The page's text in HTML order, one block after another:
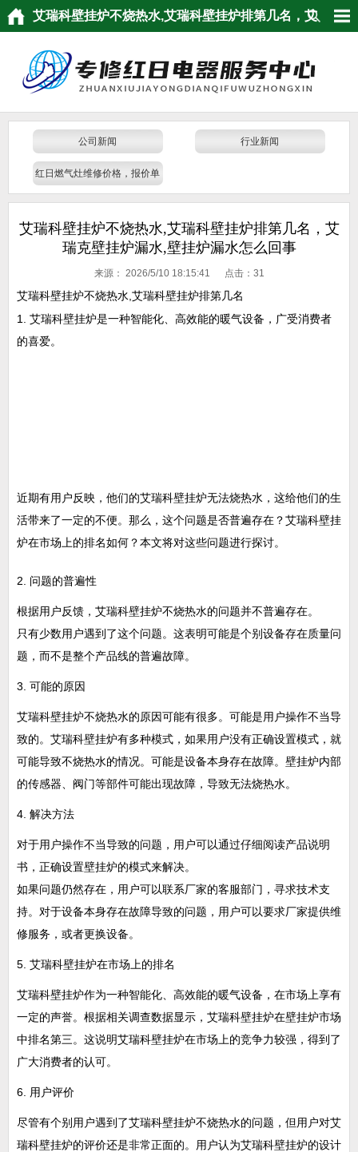
艾瑞科壁挂炉不烧热水,艾瑞科壁挂炉排第几名，艾
公司新闻 行业新闻
红日燃气灶维修价格，报价单
艾瑞科壁挂炉不烧热水,艾瑞科壁挂炉排第几名，艾
瑞克壁挂炉漏水,壁挂炉漏水怎么回事
来源： 2026/5/10 18:15:41 点击： 31
艾瑞科壁挂炉不烧热水,艾瑞科壁挂炉排第几名
1. 艾瑞科壁挂炉是一种智能化、高效能的暖气设备，广受消费者
的喜爱。
近期有用户反映，他们的艾瑞科壁挂炉无法烧热水，这给他们的生
活带来了一定的不便。那么，这个问题是否普遍存在？艾瑞科壁挂
炉在市场上的排名如何？本文将对这些问题进行探讨。
2. 问题的普遍性
根据用户反馈，艾瑞科壁挂炉不烧热水的问题并不普遍存在。
只有少数用户遇到了这个问题。这表明可能是个别设备存在质量问
题，而不是整个产品线的普遍故障。
3. 可能的原因
艾瑞科壁挂炉不烧热水的原因可能有很多。可能是用户操作不当导
致的。艾瑞科壁挂炉有多种模式，如果用户没有正确设置模式，就
可能导致不烧热水的情况。可能是设备本身存在故障。壁挂炉内部
的传感器、阀门等部件可能出现故障，导致无法烧热水。
4. 解决方法
对于用户操作不当导致的问题，用户可以通过仔细阅读产品说明
书，正确设置壁挂炉的模式来解决。
如果问题仍然存在，用户可以联系厂家的客服部门，寻求技术支
持。对于设备本身存在故障导致的问题，用户可以要求厂家提供维
修服务，或者更换设备。
5. 艾瑞科壁挂炉在市场上的排名
艾瑞科壁挂炉作为一种智能化、高效能的暖气设备，在市场上享有
一定的声誉。根据相关调查数据显示，艾瑞科壁挂炉在壁挂炉市场
中排名第三。这说明艾瑞科壁挂炉在市场上的竞争力较强，得到了
广大消费者的认可。
6. 用户评价
尽管有个别用户遇到了艾瑞科壁挂炉不烧热水的问题，但用户对艾
瑞科壁挂炉的评价还是非常正面的。用户认为艾瑞科壁挂炉的设计